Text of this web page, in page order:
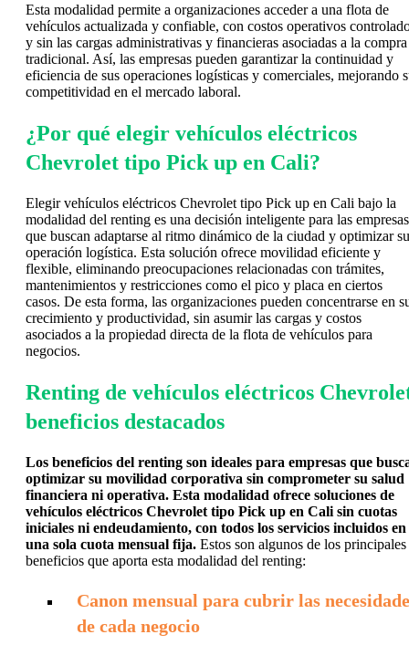
Esta modalidad permite a organizaciones acceder a una flota de
vehículos actualizada y confiable, con costos operativos
y sin las cargas administrativas y financieras asociadas a la compra
tradicional. Así, las empresas pueden garantizar la continuidad y
eficiencia de sus operaciones logísticas y comerciales, mejorando
competitividad en el mercado laboral.
¿Por qué elegir vehículos eléctricos
Chevrolet tipo Pick up en Cali?
Elegir vehículos eléctricos Chevrolet tipo Pick up en Cali bajo la
modalidad del renting es una decisión inteligente para las empresas
que buscan adaptarse al ritmo dinámico de la ciudad y optimizar su
operación logística. Esta solución ofrece movilidad eficiente y
flexible, eliminando preocupaciones relacionadas con trámites,
mantenimientos y restricciones como el pico y placa en ciertos
casos. De esta forma, las organizaciones pueden concentrarse en
crecimiento y productividad, sin asumir las cargas y costos
asociados a la propiedad directa de la flota de vehículos para
negocios.
Renting de vehículos eléctricos
beneficios destacados
Los beneficios del renting son ideales para empresas que
optimizar su movilidad corporativa sin comprometer su salud
financiera ni operativa. Esta modalidad ofrece soluciones de
vehículos eléctricos Chevrolet tipo Pick up en Cali sin cuotas
iniciales ni endeudamiento, con todos los servicios incluidos en
una sola cuota mensual fija. Estos son algunos de los principales
beneficios que aporta esta modalidad del renting:
Canon mensual para cubrir las
de cada negocio